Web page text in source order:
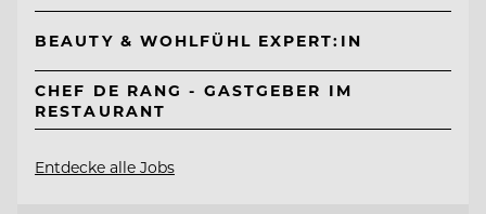
BEAUTY & WOHLFÜHL EXPERT:IN
CHEF DE RANG - GASTGEBER IM
RESTAURANT
Entdecke alle Jobs